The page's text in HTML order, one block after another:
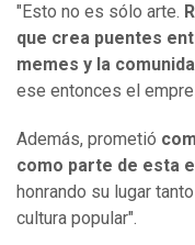
"Esto no es sólo arte.
que crea puentes
memes y la
ese entonces el
Además, prometió
como parte de esta
honrando su lugar
cultura popular".